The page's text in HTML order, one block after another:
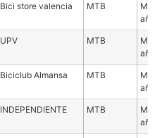
Bici store valencia MTB
UPV MTB
Biciclub Almansa MTB
INDEPENDIENTE MTB